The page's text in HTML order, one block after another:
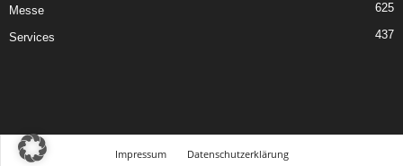
Messe 625
Services 437
Impressum Datenschutzerklärung